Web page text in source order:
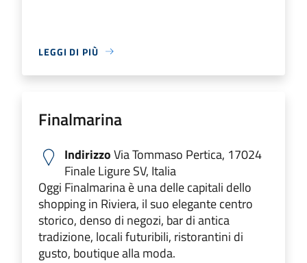
LEGGI DI PIÙ
Finalmarina
IndirizzoVia Tommaso Pertica, 17024
Finale Ligure SV, Italia
Oggi Finalmarina è una delle capitali dello
shopping in Riviera, il suo elegante centro
storico, denso di negozi, bar di antica
tradizione, locali futuribili, ristorantini di
gusto, boutique alla moda.